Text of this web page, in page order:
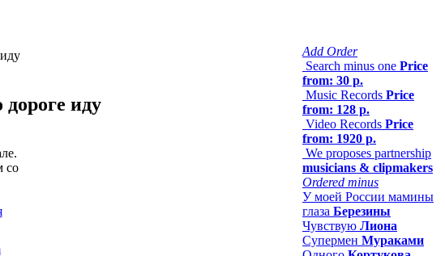
иду
со
Add Order
Search minus one Price
from: 30 р.
Music Records Price
from: 128 р.
Video Records Price
from: 1920 р.
We proposes partnership
musicians & clipmakers
Ordered minus
У моей России мамины
глаза Березины
Чувствую Лиона
Супермен Мураками